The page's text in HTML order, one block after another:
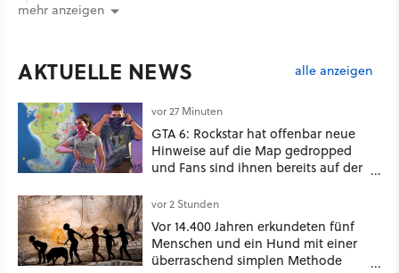
mehr anzeigen
AKTUELLE NEWS alle anzeigen
vor 27 Minuten
GTA 6: Rockstar hat offenbar neue
Hinweise auf die Map gedropped
und Fans sind ihnen bereits auf der
vor 2 Stunden
Vor 14.400 Jahren erkundeten fünf
Menschen und ein Hund mit einer
überraschend simplen Methode